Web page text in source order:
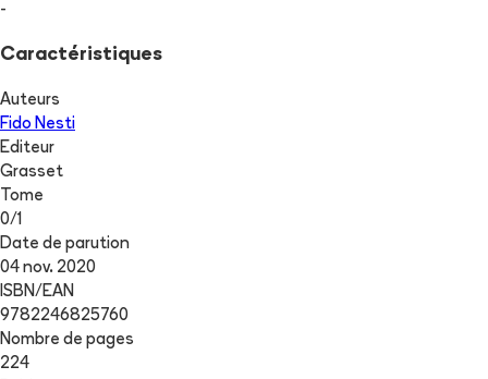
-
Caractéristiques
Auteurs
Fido Nesti
Editeur
Grasset
Tome
0/1
Date de parution
04 nov. 2020
ISBN/EAN
9782246825760
Nombre de pages
224